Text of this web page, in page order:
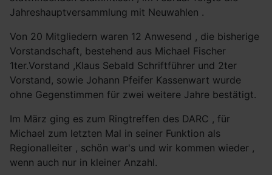
Jahreshauptversammlung mit Neuwahlen .
Von 20 Mitgliedern waren 12 Anwesend , die bisherige
Vorstandschaft, bestehend aus Michael Fischer
1ter.Vorstand ,Klaus Sebald Schriftführer und 2ter
Vorstand, sowie Johann Pfeifer Kassenwart wurde
ohne Gegenstimmen für zwei weitere Jahre bestätigt.
Im März ging es zum Ringtreffen des DARC , für
Michael zum letzten Mal in seiner Funktion als
Regionalleiter , schön war's und wir kommen wieder ,
wenn auch nur in kleiner Anzahl.